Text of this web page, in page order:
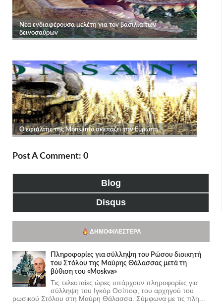
Post A Comment: 0
Blog
Disqus
ΔΗΜΟΦΙΛΈΣΤΕΡΑ
Πληροφορίες για σύλληψη του Ρώσου διοικητή
του Στόλου της Mαύρης Θάλασσας μετά τη
βύθιση του «Moskva»
Τις τελευταίες ώρες υπάρχουν πληροφορίες για
σύλληψη του Ιγκόρ Οσίποφ, του αρχηγού του
ρωσικού Στόλου στη Μαύρη Θάλασσα. Σύμφωνα με τις πλη...